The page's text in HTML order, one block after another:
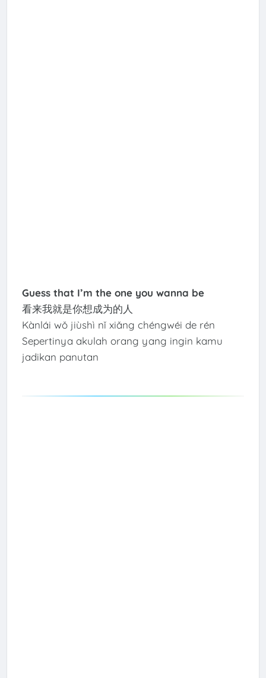
Guess that I’m the one you wanna be
看来我就是你想成为的人
Kànlái wǒ jiùshì nǐ xiǎng chéngwéi de rén
Sepertinya akulah orang yang ingin kamu
jadikan panutan